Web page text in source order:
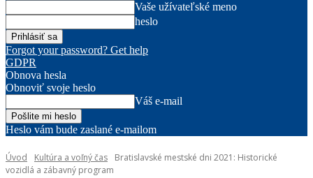
Vaše užívateľské meno
heslo
Forgot your password? Get help
GDPR
Obnova hesla
Obnoviť svoje heslo
Váš e-mail
Heslo vám bude zaslané e-mailom
Úvod Kultúra a voľný čas
Bratislavské mestské dni 2021: Historické
vozidlá a zábavný program